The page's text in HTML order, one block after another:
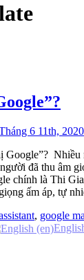
6 11th, 2020
đã thu âm
chính là Thi
ấm áp, tự
, google